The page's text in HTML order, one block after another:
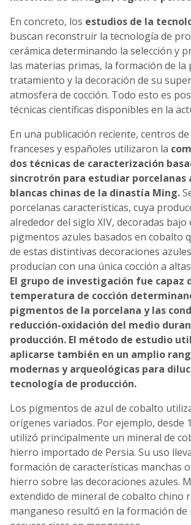
En concreto, los estudios de la
buscan reconstruir la tecnología de
cerámica determinando la selección y
las materias primas, la formación de la
tratamiento y la decoración de su
atmosfera de cocción. Todo esto es
técnicas científicas disponibles en la
En una publicación reciente, centros
franceses y españoles utilizaron la
dos técnicas de caracterización
sincrotrón para estudiar porcelanas
blancas chinas de la dinastía Ming.
porcelanas características, cuya
alrededor del siglo XIV, decoradas bajo
pigmentos azules basados en cobalto
de estas distintivas decoraciones
producían con una única cocción a
El grupo de investigación fue capaz
temperatura de cocción
pigmentos de la porcelana y las
reducción-oxidación del medio
producción. El método de estudio
aplicarse también en un amplio
modernas y arqueológicas para
tecnología de producción.
Los pigmentos de azul de cobalto
orígenes variados. Por ejemplo, desde
utilizó principalmente un mineral de
hierro importado de Persia. Su uso
formación de características manchas
hierro sobre las decoraciones azules.
extendido de mineral de cobalto chino
manganeso resultó en la formación de